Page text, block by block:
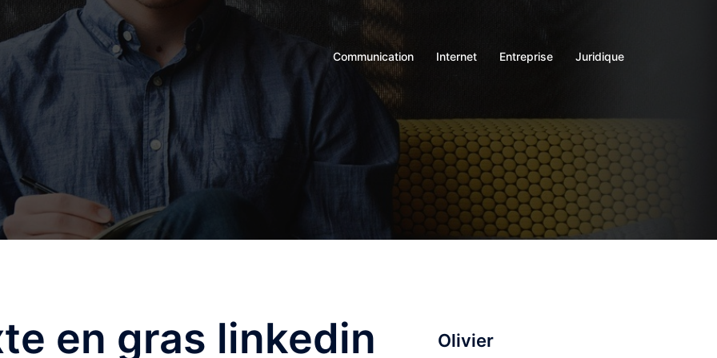
Communication Internet Entreprise Juridique
en gras linkedin Olivier